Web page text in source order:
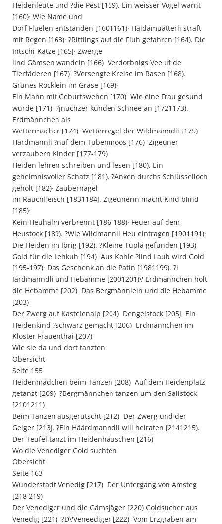
Heidenleute und ?die Pest [159). Ein weisser Vogel warnt
[160)· Wie Name und
Dorf Flüelen entstanden [1601161)· Häidämüätterli straft
mit Regen [163)· ?Rittlings auf die Fluh gefahren [164). Die
Intschi-Katze [165J· Zwerge
lind Gämsen wandeln [166)  Verdorbnigs Vee uf de
Tierfäderen [167)  ?Versengte Kreise im Rasen [168).
Grünes Röcklein im Grase [169)·
Ein Mann mit Geburtswehen [170)  Wie eine Frau gesund
wurde [171)  ?jnuchzer künden Schnee an [1721173).
Erdmännchen als
Wettermacher [174)· Wetterregel der Wildmanndli [175)·
Härdmannli ?nuf dem Tubenmoos [176)  Zigeuner
verzaubern Kinder [177-179) 
Heiden lehren schreiben und lesen [180). Ein
geheimnisvoller Schatz [181). ?Anken durchs Schlüsselloch
geholt [182)· Zaubernägel
im Rauchfleisch [1831184J. Zigeunerin macht Kind blind
[185)·
Kein Heuhalm verbrennt [186-188)· Feuer auf dem
Heustock [189). ?Wie Wildmannli Heu eintragen [1901191)·
Die Heiden im Ibrig [192). ?Kleine Tuplä gefunden [193) 
Gold für die Lehkuh [194)  Aus Kohle ?lind Laub wird Gold
[195-197)· Das Geschenk an die Patin [1981199). ?l
Iardmanndli und Hebamme [2001201)\' Erdmännchen holt
die Hebamme [202)  Das Bergmännlein und die Hebamme
[203)
Der Zwerg auf KasteIenalp [204)  Dengelstock [205J  Ein
Heidenkind ?schwarz gemacht [206)  Erdmännchen im
Kloster Frauenthai [207)
Wie sie da und dort tanzten
Obersicht
Seite 155
Heidenmädchen beim Tanzen [208)  Auf dem Heidenplatz
getanzt [209)  ?Bergmännchen tanzen um den Salistock
[2101211) 
Beim Tanzen ausgerutscht [212)  Der Zwerg und der
Geiger [213J. ?Ein Häärdmanndli will heiraten [2141215).
Der Teufel tanzt im Heidenhäuschen [216)
Wo die Venediger Gold suchten
Obersicht
Seite 163
Wunderstadt Venedig [217)  Der Untergang von Amsteg
[218 219) 
Der Venediger und die Gämsjäger [220) Goldsucher aus
Venedig [221)  ?D\'Veneediger [222)  Vom Erzgraben am